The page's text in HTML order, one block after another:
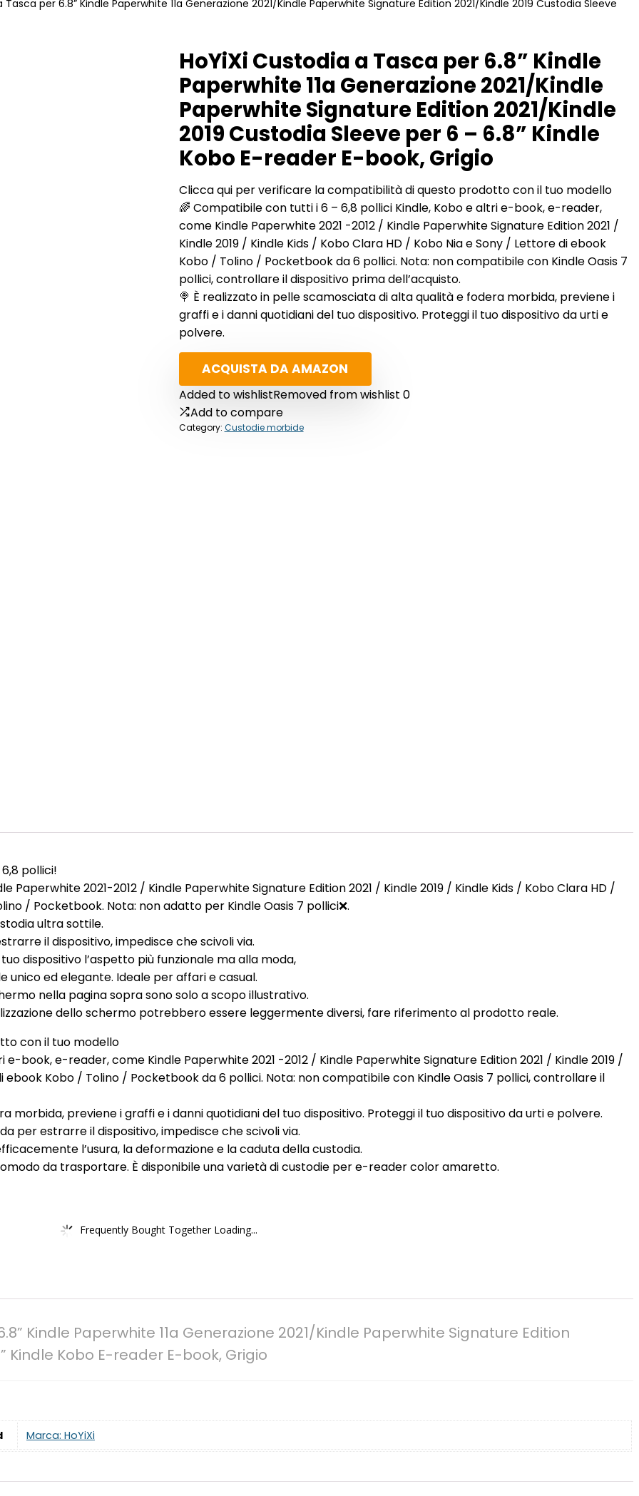
Tasca per 6.8” Kindle Paperwhite 11a Generazione 2021/Kindle Paperwhite Signature Edition 2021/Kindle 2019 Custodia Sleeve
HoYiXi Custodia a Tasca per 6.8” Kindle
Paperwhite 11a Generazione 2021/Kindle
Paperwhite Signature Edition 2021/Kindle
2019 Custodia Sleeve per 6 – 6.8” Kindle
Kobo E-reader E-book, Grigio
Clicca qui per verificare la compatibilità di questo prodotto con il tuo modello
🌈 Compatibile con tutti i 6 – 6,8 pollici Kindle, Kobo e altri e-book, e-reader,
come Kindle Paperwhite 2021 -2012 / Kindle Paperwhite Signature Edition 2021 /
Kindle 2019 / Kindle Kids / Kobo Clara HD / Kobo Nia e Sony / Lettore di ebook
Kobo / Tolino / Pocketbook da 6 pollici. Nota: non compatibile con Kindle Oasis 7
pollici, controllare il dispositivo prima dell’acquisto.
🍭 È realizzato in pelle scamosciata di alta qualità e fodera morbida, previene i
graffi e i danni quotidiani del tuo dispositivo. Proteggi il tuo dispositivo da urti e
polvere.
ACQUISTA DA AMAZON
Added to wishlistRemoved from wishlist 0
Add to compare
Category: Custodie morbide
pollici!
Paperwhite 2021-2012 / Kindle Paperwhite Signature Edition 2021 / Kindle 2019 / Kindle Kids / Kobo Clara HD /
/ Pocketbook. Nota: non adatto per Kindle Oasis 7 pollici❌.
ultra sottile.
il dispositivo, impedisce che scivoli via.
dispositivo l’aspetto più funzionale ma alla moda,
unico ed elegante. Ideale per affari e casual.
nella pagina sopra sono solo a scopo illustrativo.
dello schermo potrebbero essere leggermente diversi, fare riferimento al prodotto reale.
con il tuo modello
book, e-reader, come Kindle Paperwhite 2021 -2012 / Kindle Paperwhite Signature Edition 2021 / Kindle 2019 /
ebook Kobo / Tolino / Pocketbook da 6 pollici. Nota: non compatibile con Kindle Oasis 7 pollici, controllare il
morbida, previene i graffi e i danni quotidiani del tuo dispositivo. Proteggi il tuo dispositivo da urti e polvere.
per estrarre il dispositivo, impedisce che scivoli via.
l’usura, la deformazione e la caduta della custodia.
da trasportare. È disponibile una varietà di custodie per e-reader color amaretto.
Frequently Bought Together Loading...
Kindle Paperwhite 11a Generazione 2021/Kindle Paperwhite Signature Edition
Kindle Kobo E-reader E-book, Grigio
Marca: HoYiXi